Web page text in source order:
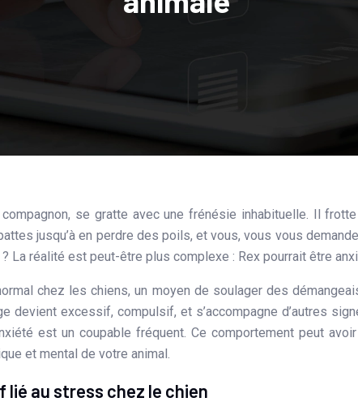
jusqu’à en perdre des poils, et vous, vous vous
La réalité est peut-être plus complexe : Rex pourrait être
chez les chiens, un moyen de soulager des
devient excessif, compulsif, et s’accompagne d’autres
est un coupable fréquent. Ce comportement peut
et mental de votre animal.
au stress chez le chien